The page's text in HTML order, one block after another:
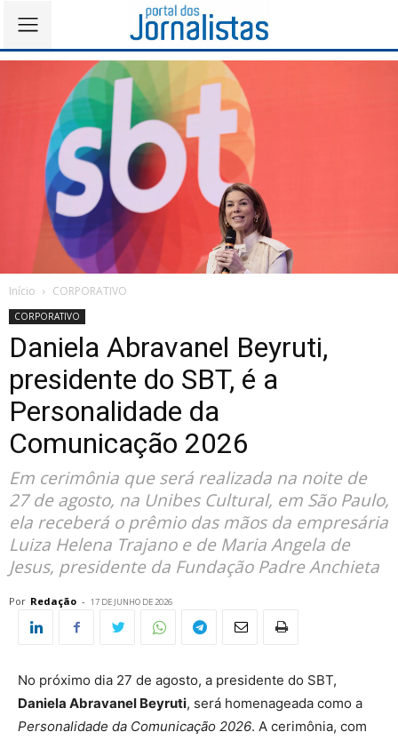
Início CORPORATIVO
CORPORATIVO
Daniela Abravanel Beyruti,
presidente do SBT, é a
Personalidade da
Comunicação 2026
Em cerimônia que será realizada na noite de
27 de agosto, na Unibes Cultural, em São Paulo,
ela receberá o prêmio das mãos da empresária
Luiza Helena Trajano e de Maria Angela de
Jesus, presidente da Fundação Padre Anchieta
Por Redação - 17 DE JUNHO DE 2026
No próximo dia 27 de agosto, a presidente do SBT,
Daniela Abravanel Beyruti, será homenageada como a
Personalidade da Comunicação 2026. A cerimônia, com